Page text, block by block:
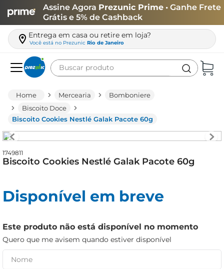
Assine Agora Prezunic Prime • Ganhe Frete
Grátis e 5% de Cashback
Entrega em casa ou retire em loja?
Você está no Prezunic Rio de Janeiro
Buscar produto
Mercearia
Bomboniere
Biscoito Doce
Biscoito Cookies Nestlé Galak Pacote 60g
1749811
Biscoito Cookies Nestlé Galak Pacote 60g
Disponível em breve
Este produto não está disponível no momento
Quero que me avisem quando estiver disponível
leite
queijo
arroz
iogurte
papel higiênico
cerveja